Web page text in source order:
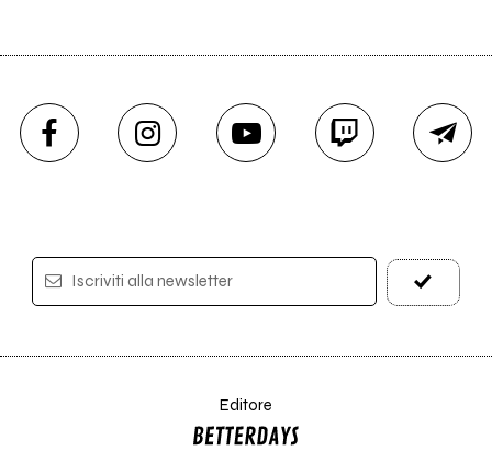
Iscriviti alla newsletter
Editore